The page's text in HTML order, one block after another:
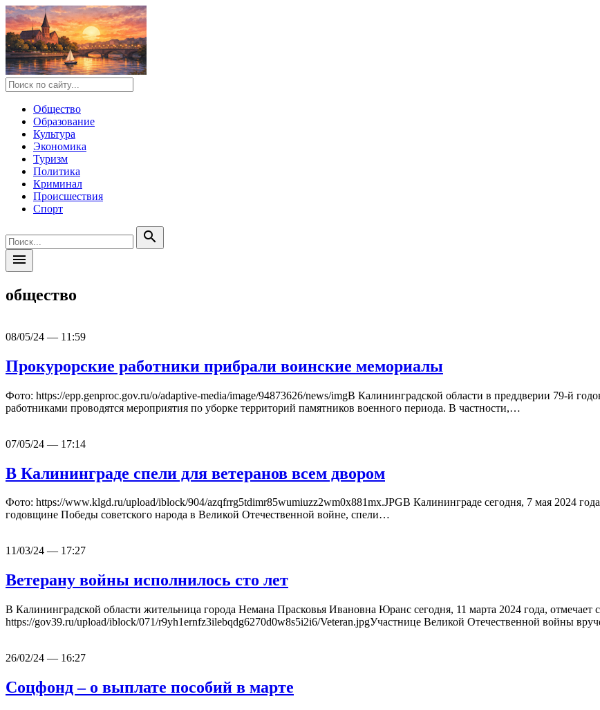
Общество
Образование
Культура
Экономика
Туризм
Политика
Криминал
Происшествия
Спорт
search
menu
общество
08/05/24 — 11:59
Прокурорские работники прибрали воинские мемориалы
Фото: https://epp.genproc.gov.ru/o/adaptive-media/image/94873626/news/imgВ Калининградской области в преддверии 79-й
работниками проводятся мероприятия по уборке территорий памятников военного периода. В частности,…
07/05/24 — 17:14
В Калининграде спели для ветеранов всем двором
Фото: https://www.klgd.ru/upload/iblock/904/azqfrrg5tdimr85wumiuzz2wm0x881mx.JPGВ Калининграде сегодня, 7 мая 2024
годовщине Победы советского народа в Великой Отечественной войне, спели…
11/03/24 — 17:27
Ветерану войны исполнилось сто лет
В Калининградской области жительница города Немана Прасковья Ивановна Юранс сегодня, 11 марта 2024 года,
https://gov39.ru/upload/iblock/071/r9yh1ernfz3ilebqdg6270d0w8s5i2i6/Veteran.jpgУчастнице Великой Отечественной войны
26/02/24 — 16:27
Соцфонд – о выплате пособий в марте